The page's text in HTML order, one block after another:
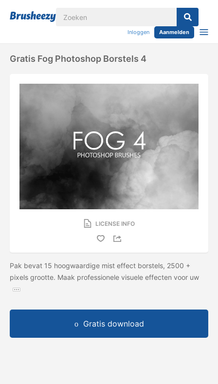
Inloggen Aanmelden
Gratis Fog Photoshop Borstels 4
LICENSE INFO
Pak bevat 15 hoogwaardige mist effect borstels, 2500 +
pixels grootte. Maak professionele visuele effecten voor uw
Gratis download